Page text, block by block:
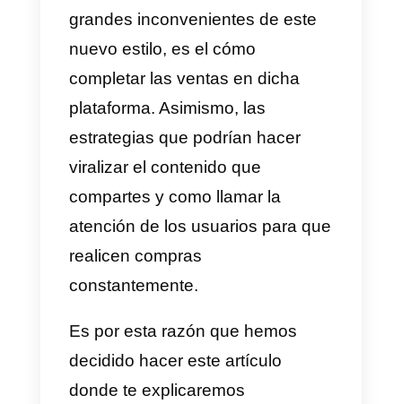
de los principales problemas a la
hora de vender en TikTok, es la
cantidad de mensajes que
recibes diariamente en tu cuenta.
Muchas personas se han
preguntado como hacer para que
estos flujos de mensajes se
puedan gestionar de buena
relación entre las apps de
mensajería y TikTok. Otro de los